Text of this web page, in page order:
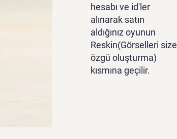
hesabı ve id'ler
alınarak satın
aldığınız oyunun
Reskin(Görselleri size
özgü oluşturma)
kısmına geçilir.